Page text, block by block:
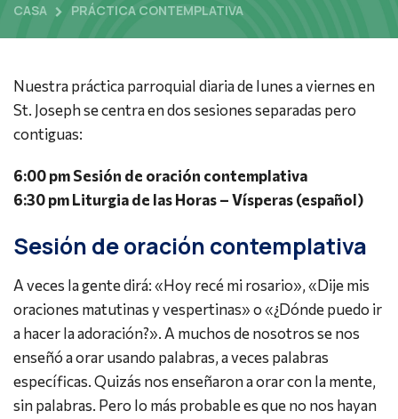
CASA PRÁCTICA CONTEMPLATIVA
Nuestra práctica parroquial diaria de lunes a viernes en
St. Joseph se centra en dos sesiones separadas pero
contiguas:
6:00 pm Sesión de oración contemplativa
6:30 pm Liturgia de las Horas – Vísperas (español)
Sesión de oración contemplativa
A veces la gente dirá: «Hoy recé mi rosario», «Dije mis
oraciones matutinas y vespertinas» o «¿Dónde puedo ir
a hacer la adoración?». A muchos de nosotros se nos
enseñó a orar usando palabras, a veces palabras
específicas. Quizás nos enseñaron a orar con la mente,
sin palabras. Pero lo más probable es que no nos hayan